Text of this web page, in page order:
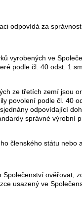
odpovídá za
vyrobených ve
podle čl. 40 odst. 1
ze třetích zemí jsou
povolení podle čl. 40
odpovídající
správné výrobní
členského státu nebo
ověřovat,
usazený ve